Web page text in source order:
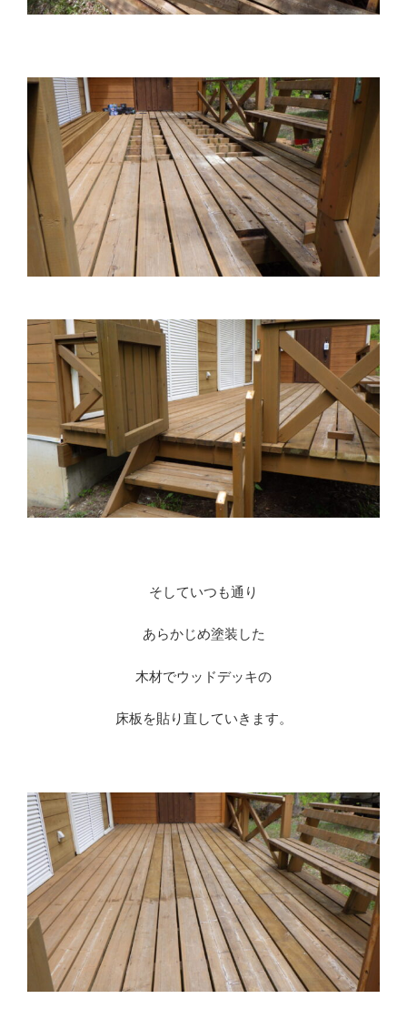
そしていつも通り
あらかじめ塗装した
木材でウッドデッキの
床板を貼り直していきます。